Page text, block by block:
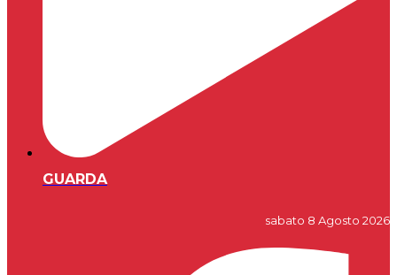
GUARDA
sabato 8 Agosto 2026